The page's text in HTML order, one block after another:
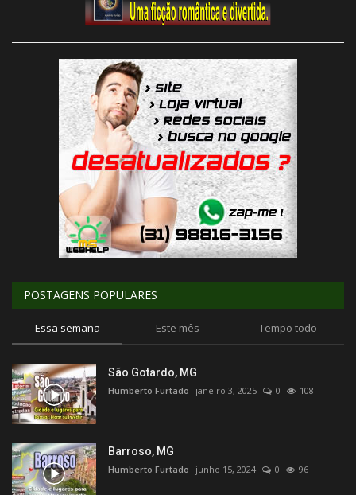
POSTAGENS POPULARES
Essa semana Este mês Tempo todo
São Gotardo, MG
Humberto Furtado janeiro 3, 2025 0 108
Barroso, MG
Humberto Furtado junho 15, 2024 0 96